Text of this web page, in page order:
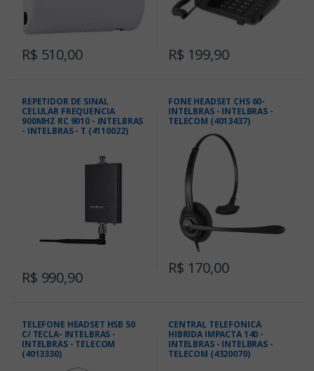
R$ 510,00 R$ 199,90
REPETIDOR DE SINAL
CELULAR FREQUENCIA
900MHZ RC 9010 - INTELBRAS
- INTELBRAS - T (4110022)
R$ 990,90
FONE HEADSET CHS 60-
INTELBRAS - INTELBRAS -
TELECOM (4013437)
R$ 170,00
TELEFONE HEADSET HSB 50
C/ TECLA- INTELBRAS -
INTELBRAS - TELECOM
(4013330)
CENTRAL TELEFONICA
HIBRIDA IMPACTA 140 -
INTELBRAS - INTELBRAS -
TELECOM (4320070)